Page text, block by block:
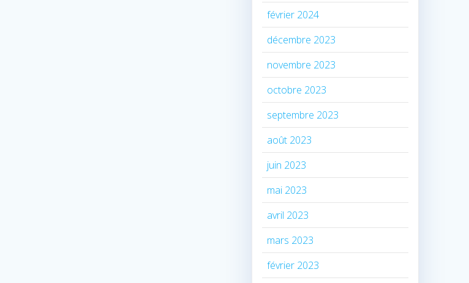
février 2024
décembre 2023
novembre 2023
octobre 2023
septembre 2023
août 2023
juin 2023
mai 2023
avril 2023
mars 2023
février 2023